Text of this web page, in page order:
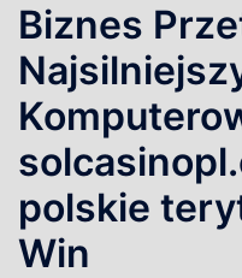
Biznes
polskie
Win